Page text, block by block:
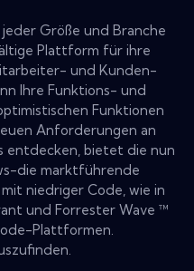
Größe und Branche
Plattform für ihre
und Kunden-
Ihre Funktions- und
Funktionen
Anforderungen an
bietet die nun
die marktführende
niedriger Code, wie in
und Forrester Wave ™
Plattformen.